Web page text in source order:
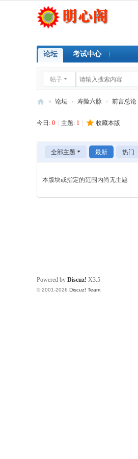
论坛 考试中心
帖子
» 论坛 › 寿险六脉 › 前言总论
今日: 0 主题: 1 收藏本版
全部主题 最新 热门
本版块或指定的范围内尚无主题
Powered by Discuz! X3.5
© 2001-2026 Discuz! Team